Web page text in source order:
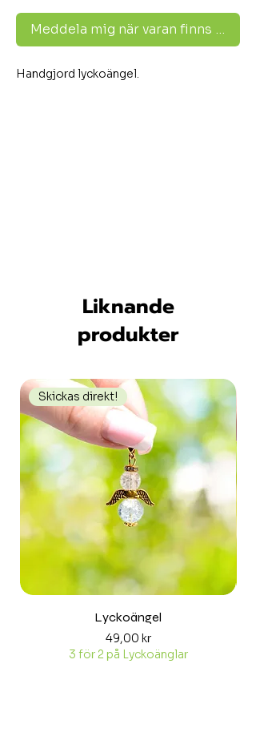
Meddela mig när varan finns i lager
Handgjord lyckoängel.
Liknande
produkter
Skickas direkt!
Lyckoängel
Pris
49,00 kr
3 för 2 på Lyckoänglar